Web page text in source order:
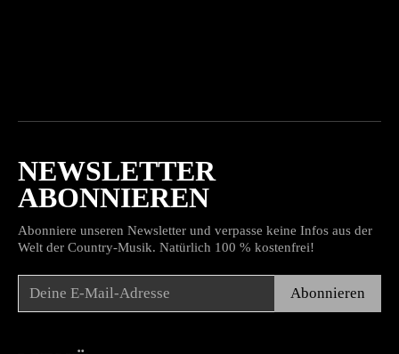
NEWSLETTER
ABONNIEREN
Abonniere unseren Newsletter und verpasse keine Infos aus der
Welt der Country-Musik. Natürlich 100 % kostenfrei!
Abonnieren